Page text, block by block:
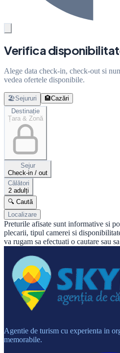
Verifica
Alege data check-in, check-out si
vedea ofertele disponibile.
🏖️Sejururi 🏨Cazări
Destinație
Țara & Zonă
Sejur
Check-in / out
Călători
2 adulți
🔍 Caută
Localizare
Preturile afisate sunt informative si
plecarii, tipul camerei si
va rugam sa efectuati o cautare sau
Agentie de turism cu experienta in
memorabile.